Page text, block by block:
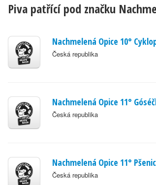
Piva patřící pod značku
Nachmelená Opice 10°
Česká republika
Nachmelená Opice 11°
Česká republika
Nachmelená Opice 11°
Česká republika